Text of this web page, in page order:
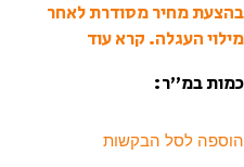
בהצעת מחיר מסודרת לאחר
מילוי העגלה. קרא עוד
כמות במ”ר:
הוספה לסל הבקשות